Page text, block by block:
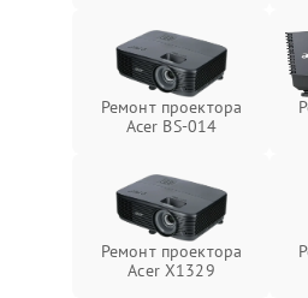
Ремонт проектора
Acer BS-014
Ремонт проектора
Acer X1329